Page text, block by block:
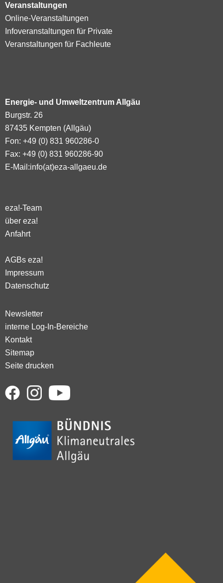
Veranstaltungen
Online-Veranstaltungen
Infoveranstaltungen für Private
Veranstaltungen für Fachleute
Energie- und Umweltzentrum Allgäu
Burgstr. 26
87435 Kempten (Allgäu)
Fon: +49 (0) 831 960286-0
Fax: +49 (0) 831 960286-90
E-Mail:info(at)eza-allgaeu.de
eza!-Team
über eza!
Anfahrt
AGBs eza!
Impressum
Datenschutz
Newsletter
interne Log-In-Bereiche
Kontakt
Sitemap
Seite drucken